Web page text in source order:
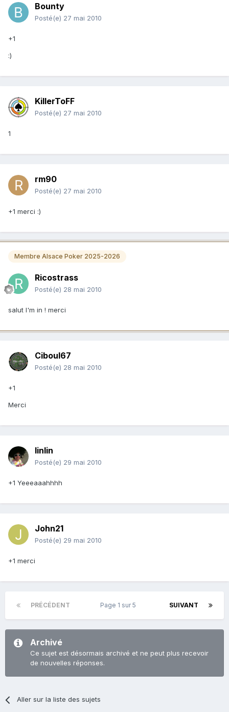
Bounty
Posté(e) 27 mai 2010
+1
:)
KillerToFF
Posté(e) 27 mai 2010
1
rm90
Posté(e) 27 mai 2010
+1 merci :)
Membre Alsace Poker 2025-2026
Ricostrass
Posté(e) 28 mai 2010
salut I'm in ! merci
Ciboul67
Posté(e) 28 mai 2010
+1
Merci
linlin
Posté(e) 29 mai 2010
+1 Yeeeaaahhhh
John21
Posté(e) 29 mai 2010
+1 merci
PRÉCÉDENT SUIVANT
Page 1 sur 5
Archivé
Ce sujet est désormais archivé et ne peut plus recevoir
de nouvelles réponses.
Aller sur la liste des sujets